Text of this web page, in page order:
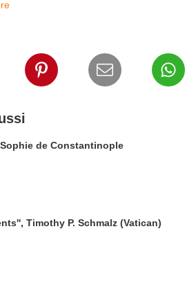
de Constantinople
Timothy P. Schmalz (Vatican)